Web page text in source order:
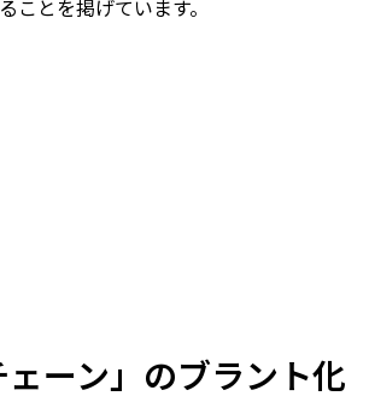
とを掲げています。
ーン」のブラント化